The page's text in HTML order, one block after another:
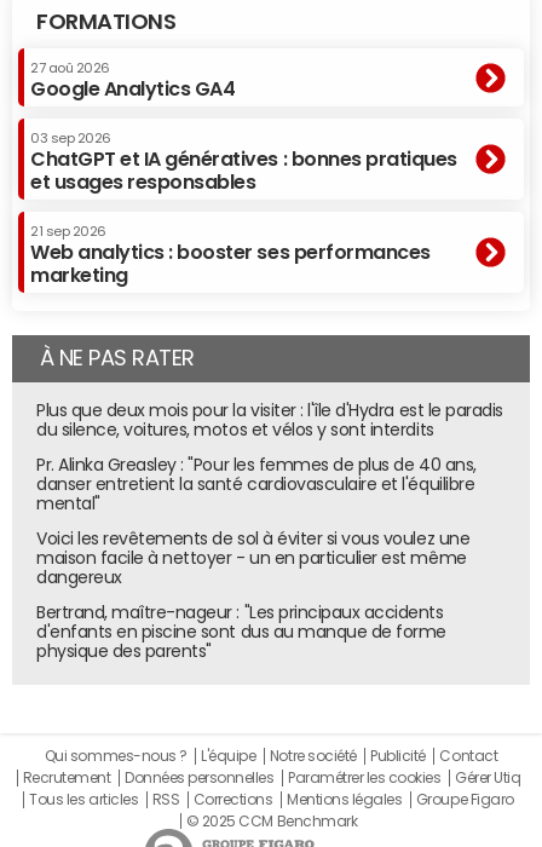
FORMATIONS
27 aoû 2026
Google Analytics GA4
03 sep 2026
ChatGPT et IA génératives : bonnes pratiques
et usages responsables
21 sep 2026
Web analytics : booster ses performances
marketing
À NE PAS RATER
Plus que deux mois pour la visiter : l'île d'Hydra est le paradis
du silence, voitures, motos et vélos y sont interdits
Pr. Alinka Greasley : "Pour les femmes de plus de 40 ans,
danser entretient la santé cardiovasculaire et l'équilibre
mental"
Voici les revêtements de sol à éviter si vous voulez une
maison facile à nettoyer - un en particulier est même
dangereux
Bertrand, maître-nageur : "Les principaux accidents
d'enfants en piscine sont dus au manque de forme
physique des parents"
Qui sommes-nous ? L'équipe Notre société Publicité
Contact
Recrutement
Données personnelles Paramétrer les cookies
Gérer Utiq
Tous les articles
RSS Corrections Mentions légales
Groupe Figaro
© 2025 CCM Benchmark